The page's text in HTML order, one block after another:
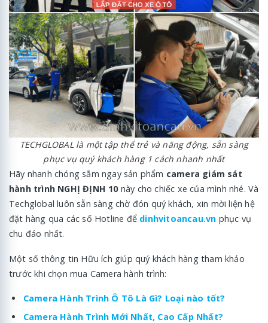
TECHGLOBAL là một tập thể trẻ và năng động, sẵn sàng
phục vụ quý khách hàng 1 cách nhanh nhất
Hãy nhanh chóng sắm ngay sản phẩm camera giám sát
hành trình NGHỊ ĐỊNH 10này cho chiếc xe của mình nhé. Và
Techglobal luôn sẵn sàng chờ đón quý khách, xin mời liện hệ
đặt hàng qua các số Hotline để dinhvitoancau.vn phục vụ
chu đáo nhất.
Một số thông tin Hữu ích giúp quý khách hàng tham khảo
trước khi chọn mua Camera hành trình:
Camera Hành Trình Ô Tô Là Gì? Loại nào tốt?
Camera Hành Trình Mới Nhất, Cao Cấp Nhất?